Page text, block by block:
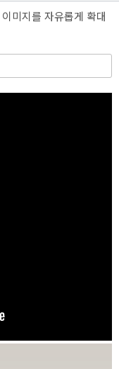
미지를 자유롭게 확대